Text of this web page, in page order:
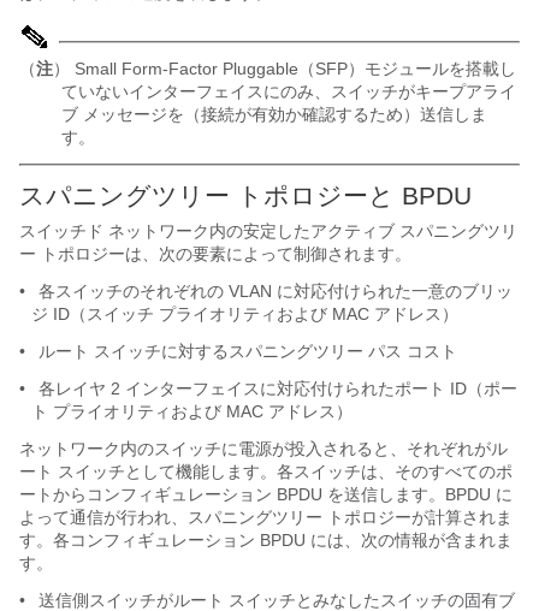
（注） Small Form-Factor Pluggable（SFP）モジュールを搭載し
ていないインターフェイスにのみ、スイッチがキープアライ
ブ メッセージを（接続が有効か確認するため）送信しま
す。
スパニングツリー トポロジーと BPDU
スイッチド ネットワーク内の安定したアクティブ スパニングツリ
ー トポロジーは、次の要素によって制御されます。
•
各スイッチのそれぞれの VLAN に対応付けられた一意のブリッ
ジ ID（スイッチ プライオリティおよび MAC アドレス）
•
ルート スイッチに対するスパニングツリー パス コスト
•
各レイヤ 2 インターフェイスに対応付けられたポート ID（ポー
ト プライオリティおよび MAC アドレス）
ネットワーク内のスイッチに電源が投入されると、それぞれがル
ート スイッチとして機能します。各スイッチは、そのすべてのポ
ートからコンフィギュレーション BPDU を送信します。BPDU に
よって通信が行われ、スパニングツリー トポロジーが計算されま
す。各コンフィギュレーション BPDU には、次の情報が含まれま
す。
•
送信側スイッチがルート スイッチとみなしたスイッチの固有ブ